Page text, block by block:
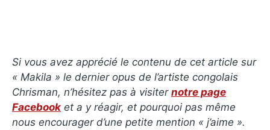
Si vous avez apprécié le contenu de cet article sur
« Makila » le dernier opus de l’artiste congolais
Chrisman, n’hésitez pas à visiter notre page
Facebook et a y réagir, et pourquoi pas même
nous encourager d’une petite mention « j’aime ».